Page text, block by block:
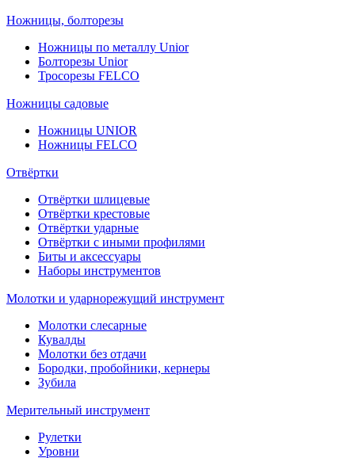
Ножницы, болторезы
Ножницы по металлу Unior
Болторезы Unior
Тросорезы FELCO
Ножницы садовые
Ножницы UNIOR
Ножницы FELCO
Отвёртки
Отвёртки шлицевые
Отвёртки крестовые
Отвёртки ударные
Отвёртки с иными профилями
Биты и аксессуары
Наборы инструментов
Молотки и ударнорежущий инструмент
Молотки слесарные
Кувалды
Молотки без отдачи
Бородки, пробойники, кернеры
Зубила
Мерительный инструмент
Рулетки
Уровни